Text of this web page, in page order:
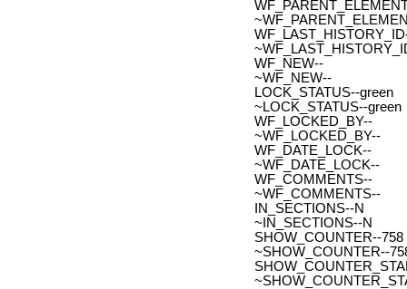
WF_NEW--
~WF_NEW--
LOCK_STATUS--green
~LOCK_STATUS--green
WF_LOCKED_BY--
~WF_LOCKED_BY--
WF_DATE_LOCK--
~WF_DATE_LOCK--
WF_COMMENTS--
~WF_COMMENTS--
IN_SECTIONS--N
~IN_SECTIONS--N
SHOW_COUNTER--758
~SHOW_COUNTER--